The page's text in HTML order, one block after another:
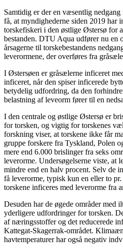
Samtidig er der en væsentlig
få, at myndighederne siden 2019 har
torskefiskeri i den østlige Østersø for
bestanden. DTU Aqua udfører nu en
årsagerne til torskebestandens
leverormene, der overføres fra
I Østersøen er gråsælerne inficeret
inficeret, når den spiser inficerede
betydelig udfordring, da den
belastning af leveorm fører til en
I den centrale og østlige Østersø er
for torsken, og vigtig for torskenes
forskning viser, at torskene ikke får
gruppe forskere fra Tyskland, Polen
mere end 6.000 brislinger fra seks
leverorme. Undersøgelserne viste, at
mindre end en halv procent. Selv de
få leverorme, typisk kun en eller to
torskene inficeres med leverorme fra
Desuden har de øgede områder med
yderligere udfordringer for torsken.
af næringsstoffer og det reducerede
Kattegat-Skagerrak-området.
havtemperaturer har også negativ